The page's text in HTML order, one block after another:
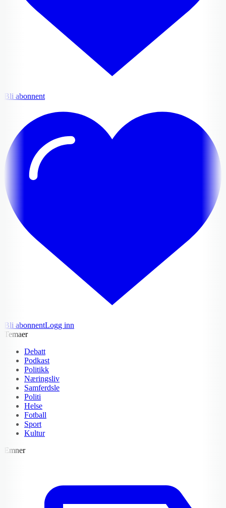
Bli abonnent
Bli abonnentLogg inn
Temaer
Debatt
Podkast
Politikk
Næringsliv
Samferdsle
Politi
Helse
Fotball
Sport
Kultur
Emner